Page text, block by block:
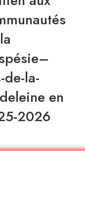
de-la-
en
2026